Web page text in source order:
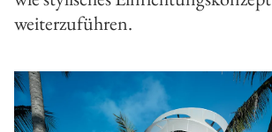
weiterzuführen.